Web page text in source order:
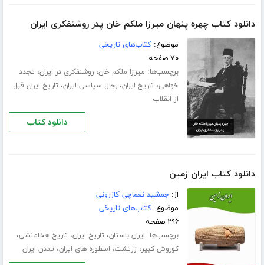
دانلود کتاب چهره پنهان میرزا ملکم خان پدر روشنفکری ایران
موضوع:کتاب‌های تاریخی
۷۰ صفحه
برچسب‌ها: میرزا ملکم خان،روشنفکری در ایران، تجدد
خواهی، تاریخ ایران،رجال سیاسی ایران، تاریخ ایران قبل
از انقلاب
دانلود کتاب
دانلود کتاب ایران زمین
از:جمشید نغماچی کازرونی
موضوع:کتاب‌های تاریخی
۲۹۶ صفحه
برچسب‌ها: ایران باستان، تاریخ ایران، تاریخ هخامنشی،
کوروش کبیر، زرتشت، اسطوره های ایران، تمدن ایران